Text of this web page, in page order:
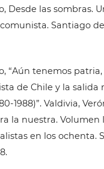
Desde las sombras.
Santiago
“Aún tenemos
de Chile y la salida
1988)”. Valdivia,
la nuestra. Volumen
en los ochenta.